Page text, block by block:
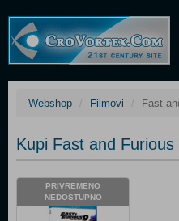
Webshop Filmovi Fast
Kupi Fast and
PRIVREMENO
NEDOSTUPNO